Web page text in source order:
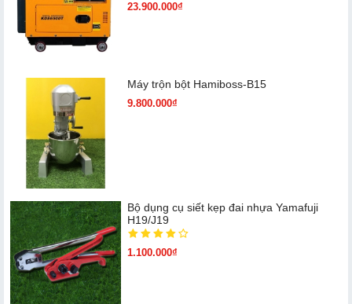
23.900.000₫
Máy trộn bột Hamiboss-B15
9.800.000₫
Bộ dụng cụ siết kẹp đai nhựa Yamafuji
H19/J19
1.100.000₫